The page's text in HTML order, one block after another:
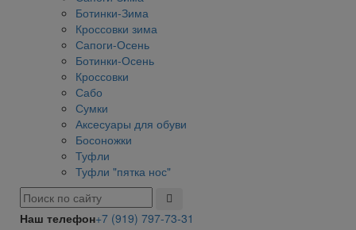
Ботинки-Зима
Кроссовки зима
Сапоги-Осень
Ботинки-Осень
Кроссовки
Сабо
Сумки
Аксесуары для обуви
Босоножки
Туфли
Туфли "пятка нос"
Наш телефон+7 (919) 797-73-31